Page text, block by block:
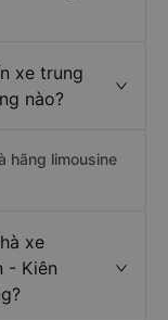
xe trung
nào?
hãng limousine
xe
- Kiên